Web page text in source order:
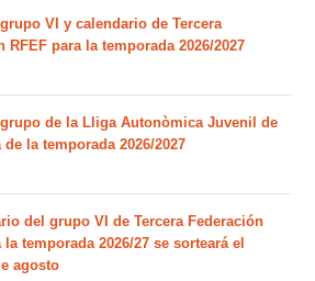
VI y calendario de Tercera
RFEF para la temporada 2026/2027
de la Lliga Autonòmica Juvenil de
la temporada 2026/2027
del grupo VI de Tercera Federación
la temporada 2026/27 se sorteará el
agosto